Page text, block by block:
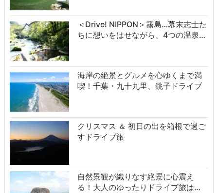
＜Drive! NIPPON＞霧島…幕末志士た
ちに想いをはせながら、4つの温泉…
海岸の絶景とグルメを心ゆくまで満
喫！千葉・九十九里、銚子ドライブ
クリスマス ＆ 初日の出を箱根で過ご
すドライブ旅
自然景観が織りなす絶景に心震え
る！大人のゆったりドライブ旅は…